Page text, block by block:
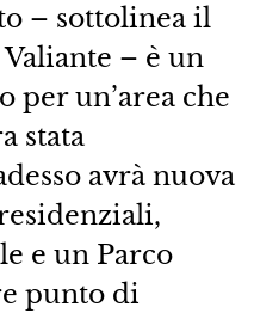
– sottolinea il
– è un
per un’area che
stata
avrà nuova
e un Parco
punto di